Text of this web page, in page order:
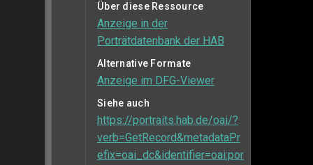
Über diese Ressource
Anzeige in der
Porträtdatenbank der HAB
Alternative Formate
Anzeige im DFG-Viewer
Siehe auch
https://portraits.hab.de/oai/?
verb=GetRecord&metadataPr
efix=oai_dc&identifier=oai:por